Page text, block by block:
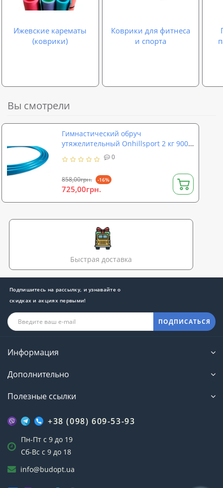
Ижевские карематы
(коврики)
Коврики для фитнеса
и спорта
Вы смотрели
Гимнастический обруч
утяжелительный Onhillsport 2 кг 900
мм (ON-0109) 0
858,00грн. -16%
725,00грн.
Быстрая доставка
Подпишитесь на рассылку, и узнавайте о
скидках и акциях первыми!
ПОДПИСАТЬСЯ
Информация
Дополнительно
Полезные ссылки
+38 (098) 609-53-93
Пн-Пт с 9 до 19
Сб-Вс с 9 до 18
info@budopt.ua